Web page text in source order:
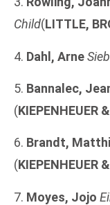
Child(LITTLE,
4. Dahl, Arne
5. Bannalec,
(KIEPENHEUER
6. Brandt,
(KIEPENHEUER
7. Moyes, Jojo